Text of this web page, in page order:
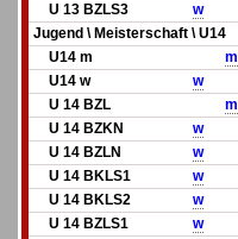
U 13 BZLS3
w
Jugend \ Meisterschaft \ U14
U14 m
m
U14 w
w
U 14 BZL
m
U 14 BZKN
w
U 14 BZLN
w
U 14 BKLS1
w
U 14 BKLS2
w
U 14 BZLS1
w